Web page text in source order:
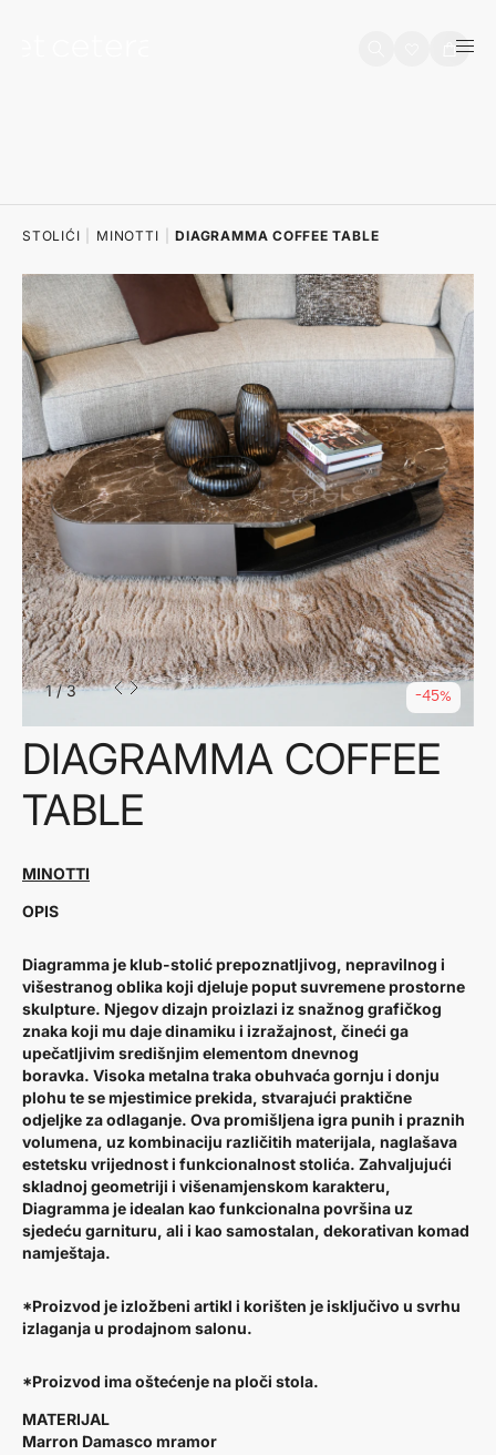
Košarica
STOLIĆI MINOTTI DIAGRAMMA COFFEE TABLE
1/3 -45%
DIAGRAMMA COFFEE
TABLE
MINOTTI
OPIS
Diagramma je klub-stolić prepoznatljivog, nepravilnog i
višestranog oblika koji djeluje poput suvremene prostorne
skulpture. Njegov dizajn proizlazi iz snažnog grafičkog
znaka koji mu daje dinamiku i izražajnost, čineći ga
upečatljivim središnjim elementom dnevnog
boravka. Visoka metalna traka obuhvaća gornju i donju
plohu te se mjestimice prekida, stvarajući praktične
odjeljke za odlaganje. Ova promišljena igra punih i praznih
volumena, uz kombinaciju različitih materijala, naglašava
estetsku vrijednost i funkcionalnost stolića. Zahvaljujući
skladnoj geometriji i višenamjenskom karakteru,
Diagramma je idealan kao funkcionalna površina uz
sjedeću garnituru, ali i kao samostalan, dekorativan komad
namještaja.
*Proizvod je izložbeni artikl i korišten je isključivo u svrhu
izlaganja u prodajnom salonu.
*Proizvod ima oštećenje na ploči stola.
MATERIJAL
Marron Damasco mramor